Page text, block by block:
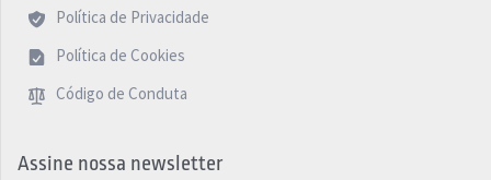
Política de Privacidade
Política de Cookies
Código de Conduta
Assine nossa newsletter